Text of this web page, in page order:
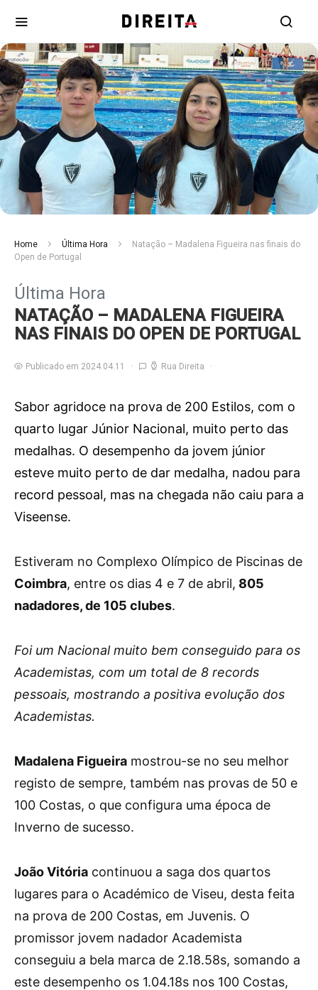
Home Última Hora
Natação – Madalena Figueira nas finais do
Open de Portugal
Última Hora
NATAÇÃO – MADALENA FIGUEIRA
NAS FINAIS DO OPEN DE PORTUGAL
Publicado em 2024.04.11 Rua Direita
Sabor agridoce na prova de 200 Estilos, com o
quarto lugar Júnior Nacional, muito perto das
medalhas. O desempenho da jovem júnior
esteve muito perto de dar medalha, nadou para
record pessoal, mas na chegada não caiu para a
Viseense.
Estiveram no Complexo Olímpico de Piscinas de
Coimbra, entre os dias 4 e 7 de abril, 805
nadadores, de 105 clubes.
Foi um Nacional muito bem conseguido para os
Academistas, com um total de 8 records
pessoais, mostrando a positiva evolução dos
Academistas.
Madalena Figueira mostrou-se no seu melhor
registo de sempre, também nas provas de 50 e
100 Costas, o que configura uma época de
Inverno de sucesso.
João Vitória continuou a saga dos quartos
lugares para o Académico de Viseu, desta feita
na prova de 200 Costas, em Juvenis. O
promissor jovem nadador Academista
conseguiu a bela marca de 2.18.58s, somando a
este desempenho os 1.04.18s nos 100 Costas,